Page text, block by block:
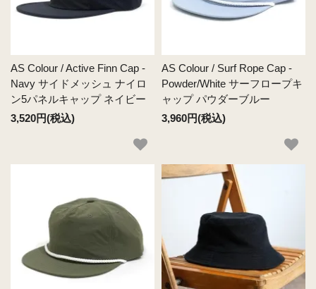
AS Colour / Active Finn Cap -
Navy サイドメッシュ ナイロ
ン5パネルキャップ ネイビー
3,520円(税込)
AS Colour / Surf Rope Cap -
Powder/White サーフロープキ
ャップ パウダーブルー
3,960円(税込)